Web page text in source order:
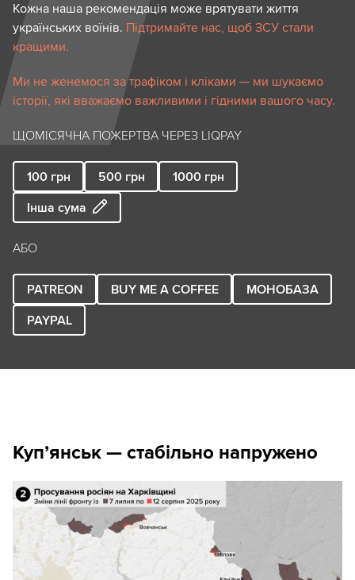
Кожна наша рекомендація може врятувати життя
українських воїнів. Підтримайте нас, щоб ЗСУ стали
кращими.
Ми не женемося за трафіком і кліками — ми шукаємо
історії, які вважаємо важливими і гідними вашого часу.
ЩОМІСЯЧНА ПОЖЕРТВА ЧЕРЕЗ LIQPAY
100 грн 500 грн 1000 грн
Інша сума
АБО
PATREON BUY ME A COFFEE
МОНОБАЗА
PAYPAL
Куп’янськ — стабільно напружено